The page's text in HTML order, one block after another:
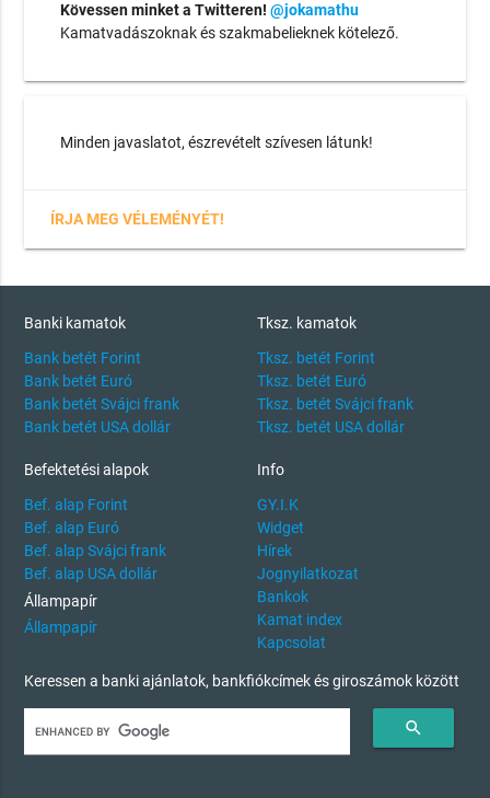
Kövessen minket a Twitteren! @jokamathu
Kamatvadászoknak és szakmabelieknek kötelező.
Minden javaslatot, észrevételt szívesen látunk!
ÍRJA MEG VÉLEMÉNYÉT!
Banki kamatok
Bank betét Forint
Bank betét Euró
Bank betét Svájci frank
Bank betét USA dollár
Tksz. kamatok
Tksz. betét Forint
Tksz. betét Euró
Tksz. betét Svájci frank
Tksz. betét USA dollár
Befektetési alapok
Bef. alap Forint
Bef. alap Euró
Bef. alap Svájci frank
Bef. alap USA dollár
Állampapír
Állampapír
Info
GY.I.K
Widget
Hírek
Jognyilatkozat
Bankok
Kamat index
Kapcsolat
Keressen a banki ajánlatok, bankfiókcímek és giroszámok között
search